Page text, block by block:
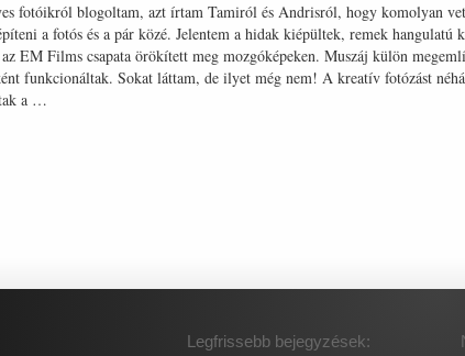
fotóikról blogoltam, azt írtam Tamiról és Andrisról, hogy komolyan
a fotós és a pár közé. Jelentem a hidak kiépültek, remek
EM Films csapata örökített meg mozgóképeken. Muszáj külön
funkcionáltak. Sokat láttam, de ilyet még nem! A kreatív fotózást
a …
Legfrissebb bejegyzések: